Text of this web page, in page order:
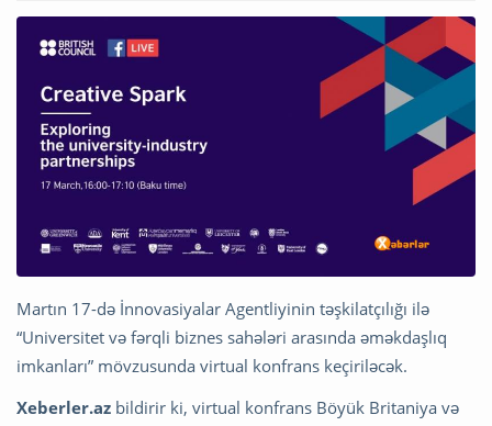
Martın 17-də İnnovasiyalar Agentliyinin təşkilatçılığı ilə
“Universitet və fərqli biznes sahələri arasında əməkdaşlıq
imkanları” mövzusunda virtual konfrans keçiriləcək.
Xeberler.az bildirir ki, virtual konfrans Böyük Britaniya və